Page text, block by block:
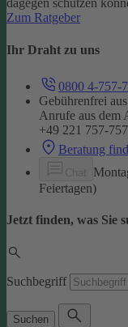
dagegen schützen
Zum Ratgeber
Ihr Draht zu uns
0800 4-757-
Gebührenfrei
Anrufe aus dem
+49 221 757-757
Beratung
Feiertagen)
Jetzt finden, was Sie
Suchbegriff
Suchen